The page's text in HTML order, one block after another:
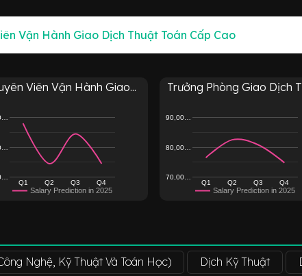
Viên Vận Hành Giao...
Salary Prediction in 2025
Q1 Q2 Q3 Q4
Trưởng Phòng Giao Dịch
Salary Prediction in 2025
Q1 Q2 Q3 Q4
70,00…
80,00…
90,00…
Nghệ, Kỹ Thuật Và Toán Học) Dịch Kỹ Thuật